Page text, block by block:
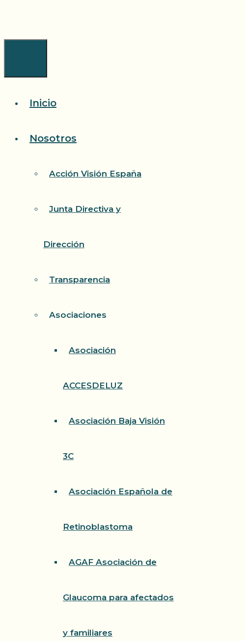
Inicio
Nosotros
Acción Visión España
Junta Directiva y
Dirección
Transparencia
Asociaciones
Asociación
ACCESDELUZ
Asociación Baja Visión
3C
Asociación Española de
Retinoblastoma
AGAF Asociación de
Glaucoma para afectados
y familiares